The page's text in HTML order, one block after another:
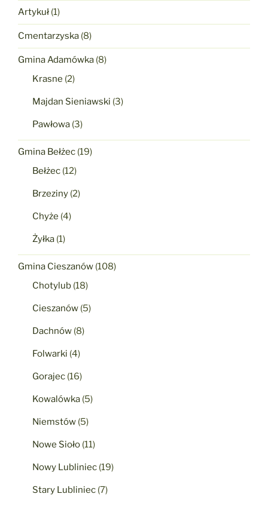
Artykuł (1)
Cmentarzyska (8)
Gmina Adamówka (8)
Krasne (2)
Majdan Sieniawski (3)
Pawłowa (3)
Gmina Bełżec (19)
Bełżec (12)
Brzeziny (2)
Chyże (4)
Żyłka (1)
Gmina Cieszanów (108)
Chotylub (18)
Cieszanów (5)
Dachnów (8)
Folwarki (4)
Gorajec (16)
Kowalówka (5)
Niemstów (5)
Nowe Sioło (11)
Nowy Lubliniec (19)
Stary Lubliniec (7)